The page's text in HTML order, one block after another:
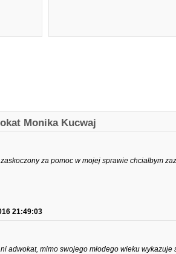
Monika Kucwaj
za pomoc w mojej sprawie chciałbym
21:49:03
adwokat, mimo swojego młodego wieku